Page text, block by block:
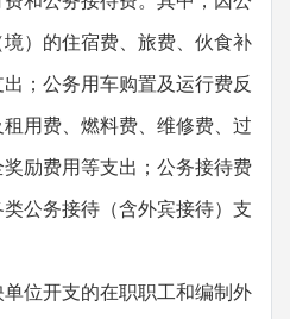
）的住宿费、旅费、伙食补
；公务用车购置及运行费反
用费、燃料费、维修费、过
励费用等支出；公务接待费
公务接待（含外宾接待）支
位开支的在职职工和编制外